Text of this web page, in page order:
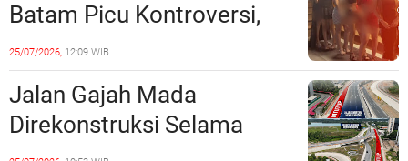
Batam Picu Kontroversi,
Dinilai Bermuatan Sensual
25/07/2026, 12:09 WIB
Jalan Gajah Mada
Direkonstruksi Selama
Empat Minggu, Ini Skema